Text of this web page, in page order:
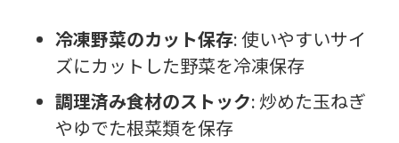
冷凍野菜のカット保存: 使いやすいサイ
ズにカットした野菜を冷凍保存
調理済み食材のストック: 炒めた玉ねぎ
やゆでた根菜類を保存